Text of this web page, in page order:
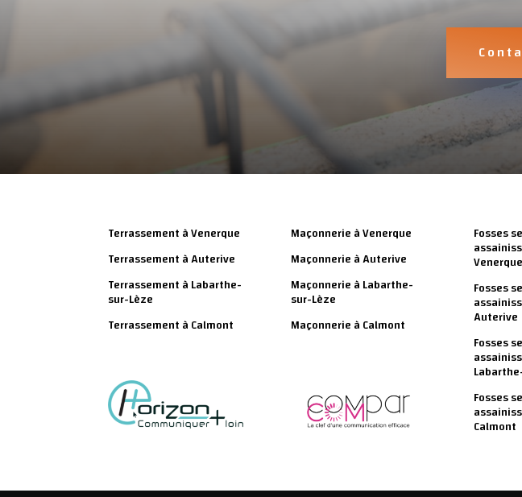
Terrassement à Venerque
Terrassement à Auterive
Terrassement à Labarthe-
sur-Lèze
Terrassement à Calmont
Maçonnerie à Venerque
Maçonnerie à Auterive
Maçonnerie à Labarthe-
sur-Lèze
Maçonnerie à Calmont
Fosses
Venerque
Fosses
Auterive
Fosses
Fosses
Calmont